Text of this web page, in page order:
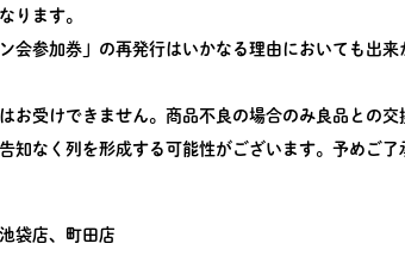
ります。
会参加券」の再発行はいかなる理由においても出
受けできません。商品不良の場合のみ良品との交
なく列を形成する可能性がございます。予めご了
袋店、町田店